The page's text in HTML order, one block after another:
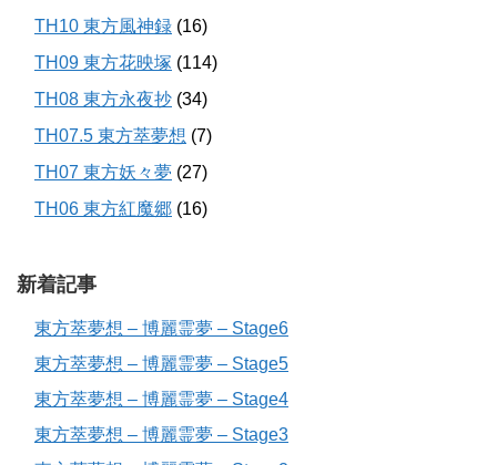
TH10 東方風神録 (16)
TH09 東方花映塚 (114)
TH08 東方永夜抄 (34)
TH07.5 東方萃夢想 (7)
TH07 東方妖々夢 (27)
TH06 東方紅魔郷 (16)
新着記事
東方萃夢想 – 博麗霊夢 – Stage6
東方萃夢想 – 博麗霊夢 – Stage5
東方萃夢想 – 博麗霊夢 – Stage4
東方萃夢想 – 博麗霊夢 – Stage3